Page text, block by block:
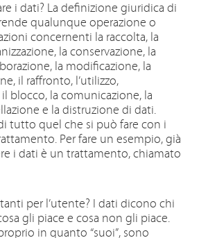
i dati? La definizione giuridica di
qualunque operazione o
concernenti la raccolta, la
la conservazione, la
la modificazione, la
il raffronto, l’utilizzo,
il blocco, la comunicazione, la
e la distruzione di dati.
tutto quel che si può fare con i
Per fare un esempio, già
i dati è un trattamento, chiamato
per l’utente? I dati dicono chi
gli piace e cosa non gli piace.
in quanto “suoi”, sono